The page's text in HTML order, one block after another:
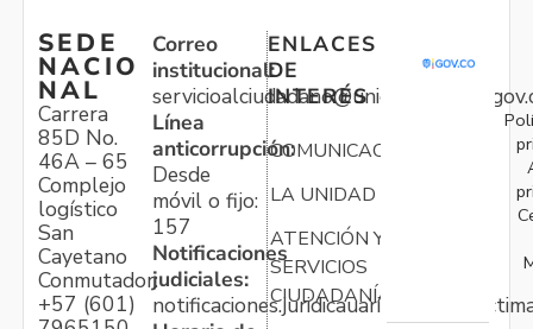
SEDE
NACIO
NAL
Carrera
85D No.
46A – 65
Complejo
logístico
San
Cayetano
Conmutador:
+57 (601)
Correo
institucional:
Línea
anticorrupción:
Desde
móvil o fijo:
157
Notificaciones
judiciales:
ENLACES
DE
INTERÉS
COMUNICACIONES
LA UNIDAD
ATENCIÓN Y
SERVICIOS
CIUDADANÍA